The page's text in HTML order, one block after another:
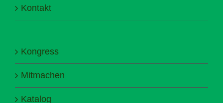
Kontakt
Kongress
Mitmachen
Katalog